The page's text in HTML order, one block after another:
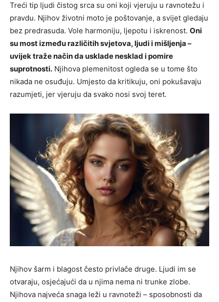
Treći tip ljudi čistog srca su oni koji vjeruju u ravnotežu i
pravdu. Njihov životni moto je poštovanje, a svijet gledaju
bez predrasuda. Vole harmoniju, ljepotu i iskrenost. Oni
su most između različitih svjetova, ljudi i mišljenja –
uvijek traže način da usklade nesklad i pomire
suprotnosti. Njihova plemenitost ogleda se u tome što
nikada ne osuđuju. Umjesto da kritikuju, oni pokušavaju
razumjeti, jer vjeruju da svako nosi svoj teret.
Njihov šarm i blagost često privlače druge. Ljudi im se
otvaraju, osjećajući da u njima nema ni trunke zlobe.
Njihova najveća snaga leži u ravnoteži – sposobnosti da